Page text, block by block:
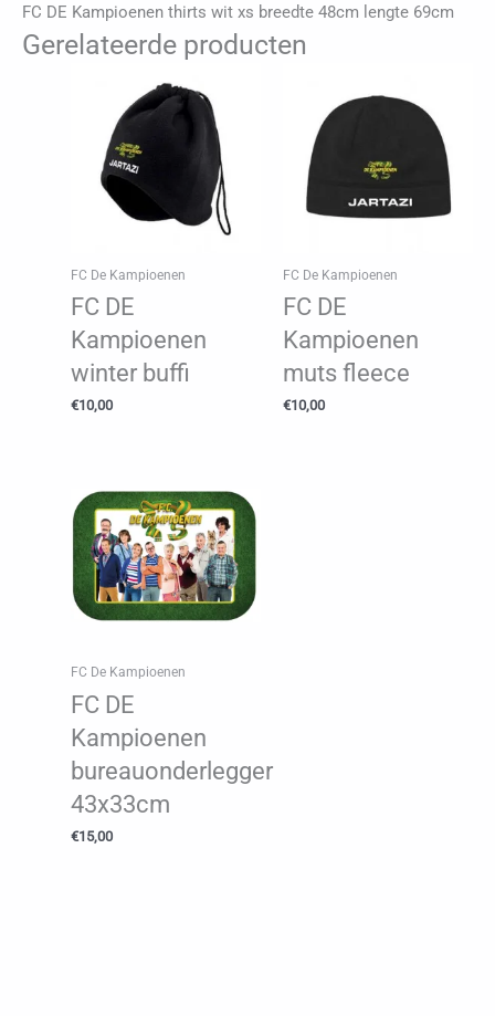
breedte
48cm
FC DE Kampioenen thirts wit xs breedte 48cm lengte 69cm
Gerelateerde producten
FC De Kampioenen
FC DE
Kampioenen
winter buffi
€10,00
FC De Kampioenen
FC DE
Kampioenen
muts fleece
€10,00
FC De Kampioenen
FC DE
Kampioenen
bureauonderlegger
43x33cm
€15,00